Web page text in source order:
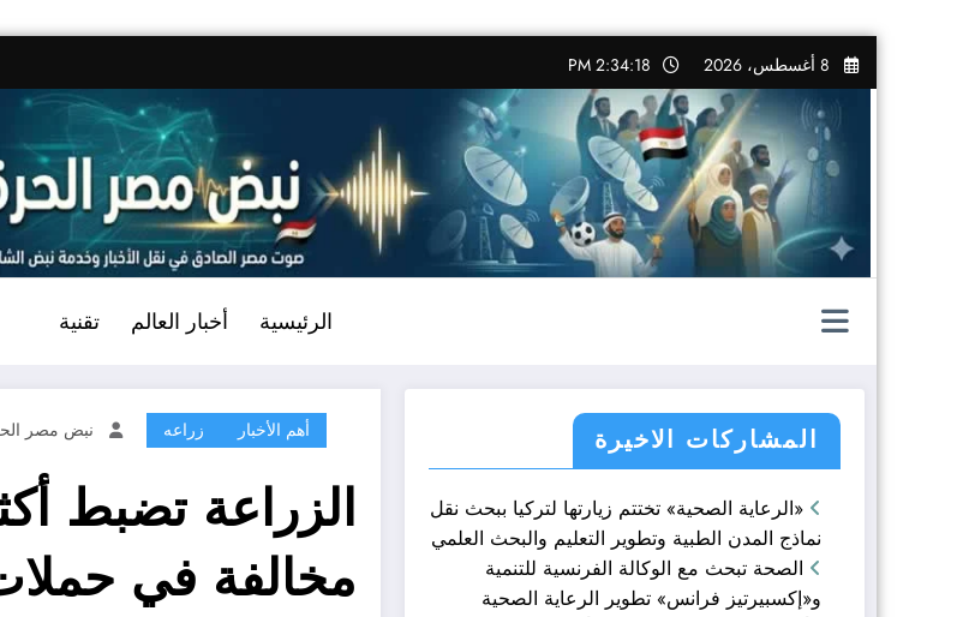
التجاوز
إلى
المحتوى
8 أغسطس، 2026 2:34:19 PM
الرئيسية أخبار العالم تقنية
المشاركات الاخيرة
«الرعاية الصحية» تختتم زيارتها لتركيا ببحث نقل
نماذج المدن الطبية وتطوير التعليم والبحث العلمي
الصحة تبحث مع الوكالة الفرنسية للتنمية
و«إكسبيرتيز فرانس» تطوير الرعاية الصحية
أهم الأخبار زراعه نبض مصر